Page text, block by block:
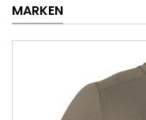
MARKEN